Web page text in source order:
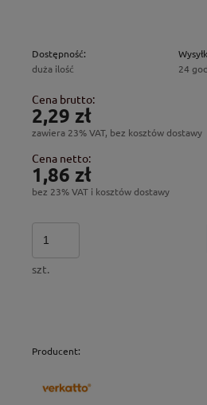
Dostępność:
duża ilość
24
Cena brutto:
2,29 zł
zawiera 23% VAT, bez kosztów dostawy
Cena netto:
1,86 zł
bez 23% VAT i kosztów dostawy
szt.
Producent: